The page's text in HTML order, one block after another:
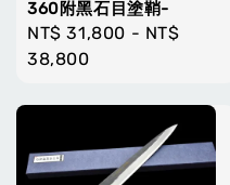
360附黑石目塗鞘-
Regular
price
NT$ 31,800 - NT$
38,800